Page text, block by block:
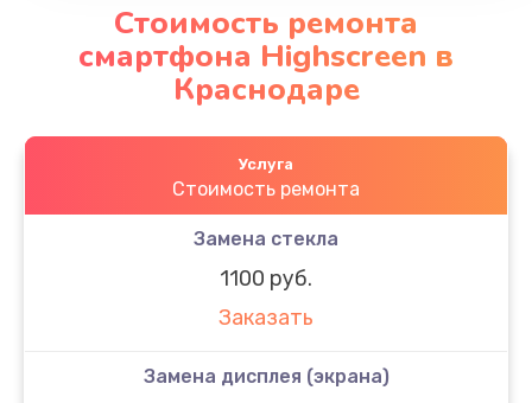
Стоимость ремонта
смартфона Highscreen в
Краснодаре
Услуга
Стоимость ремонта
Замена стекла
1100 руб.
Заказать
Замена дисплея (экрана)